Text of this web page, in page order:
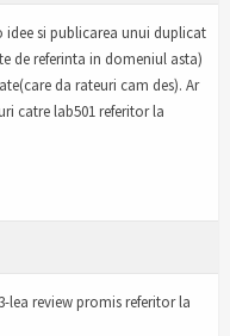
si publicarea unui duplicat
de referinta in domeniul asta)
da rateuri cam des). Ar
catre lab501 referitor la
lea review promis referitor la